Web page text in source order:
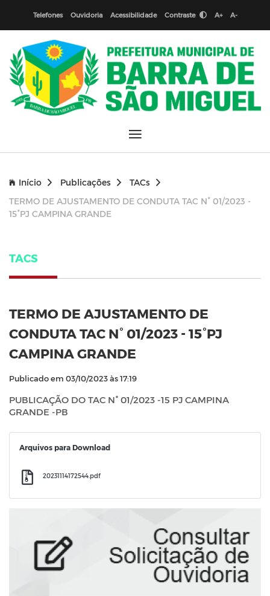
Telefones Ouvidoria Acessibilidade Contraste A+ A-
Início Publicações
TACs
TERMO DE AJUSTAMENTO DE CONDUTA TAC N° 01/2023 -
15°PJ CAMPINA GRANDE
TACS
TERMO DE AJUSTAMENTO DE
CONDUTA TAC N° 01/2023 - 15°PJ
CAMPINA GRANDE
Publicado em 03/10/2023 às 17:19
PUBLICAÇÃO DO TAC N° 01/2023 -15 PJ CAMPINA
GRANDE -PB
Arquivos para Download
20231114172544.pdf